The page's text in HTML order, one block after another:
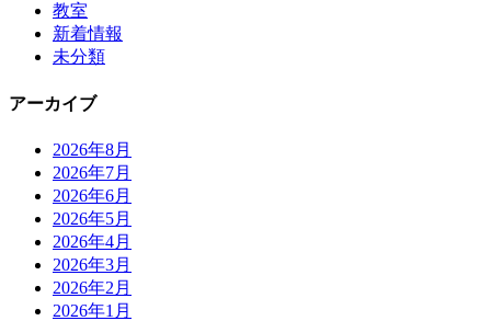
教室
新着情報
未分類
アーカイブ
2026年8月
2026年7月
2026年6月
2026年5月
2026年4月
2026年3月
2026年2月
2026年1月